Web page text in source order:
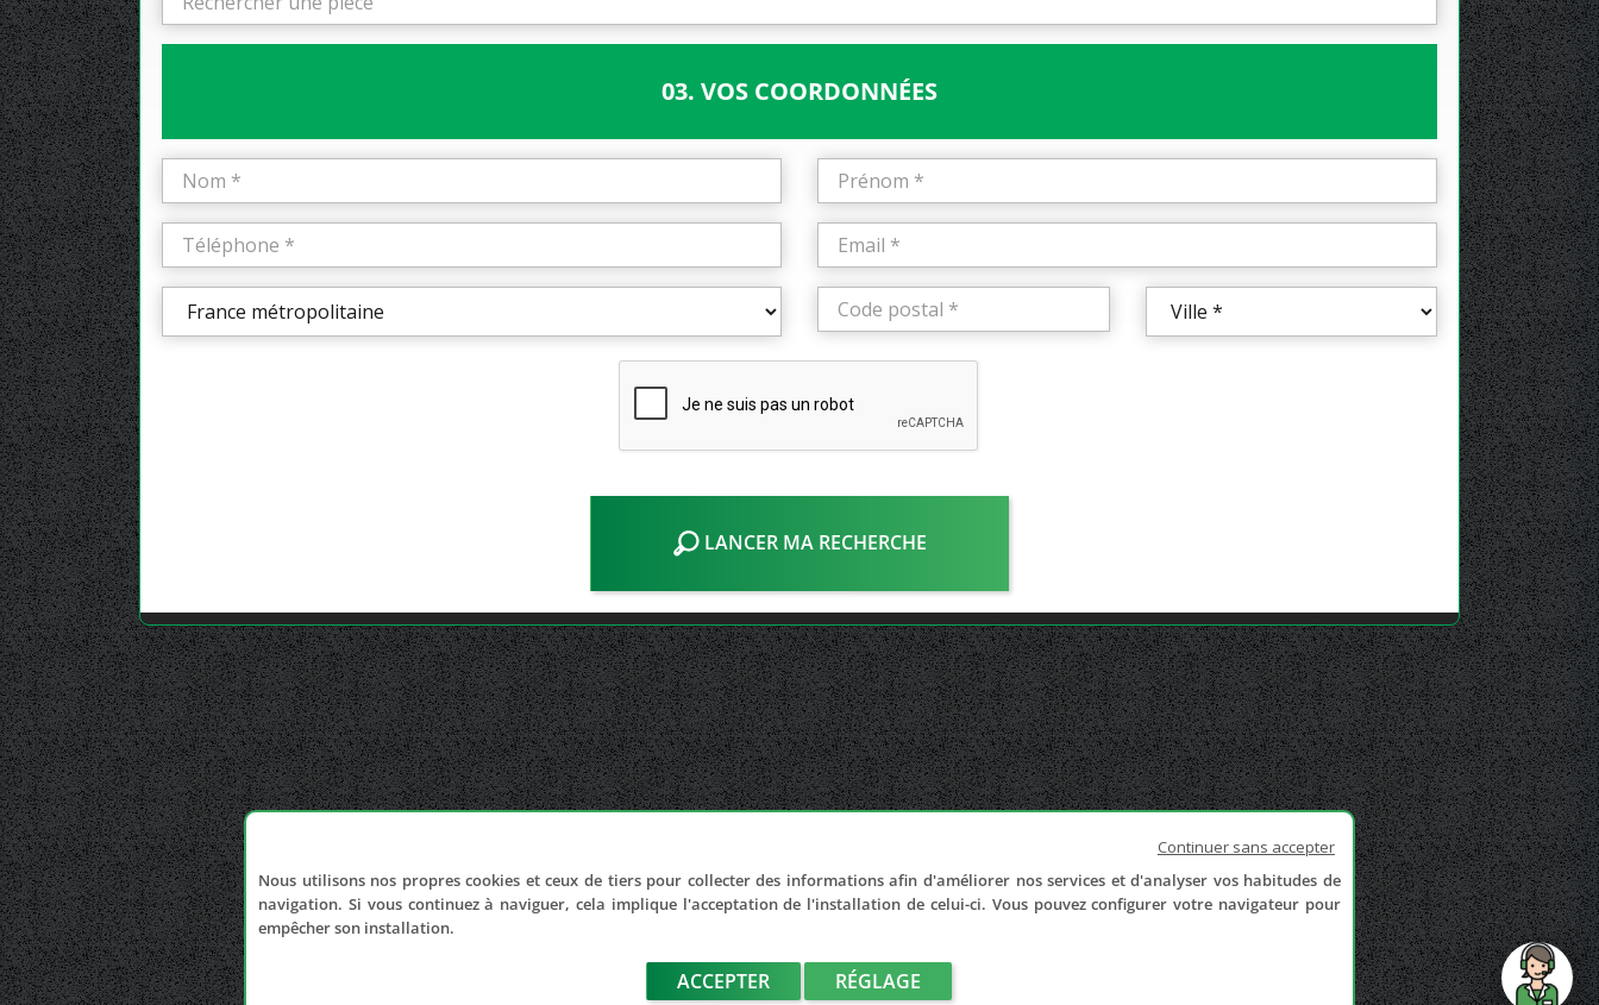
03. VOS COORDONNÉES
LANCER MA RECHERCHE
Continuer sans accepter
Nous utilisons nos propres cookies et ceux de tiers pour collecter des informations afin d'améliorer nos services et d'analyser vos habitudes de
navigation. Si vous continuez à naviguer, cela implique l'acceptation de l'installation de celui-ci. Vous pouvez configurer votre navigateur pour
empêcher son installation.
ACCEPTER RÉGLAGE